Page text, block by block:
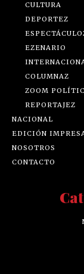
CULTURA
DEPORTEZ
EZENARIO
COLUMNAZ
ZOOM
REPORTAJEZ
NACIONAL
EDICIÓN
NOSOTROS
CONTACTO